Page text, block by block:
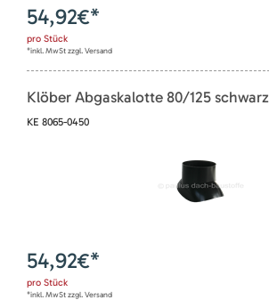
54,92€*
pro Stück
*inkl. MwSt zzgl. Versand
Klöber Abgaskalotte 80/125 schwarz
KE 8065-0450
54,92€*
pro Stück
*inkl. MwSt zzgl. Versand